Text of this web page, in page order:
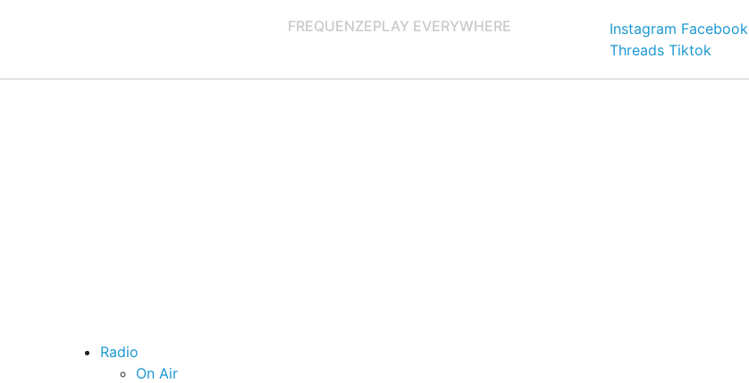
FREQUENZEPLAY EVERYWHERE Instagram Facebook
Threads Tiktok
Radio
On Air